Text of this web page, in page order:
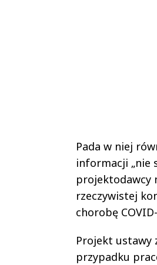
Pada w niej
informacji „nie
projektodawcy
rzeczywistej
chorobę
Projekt ustawy
przypadku